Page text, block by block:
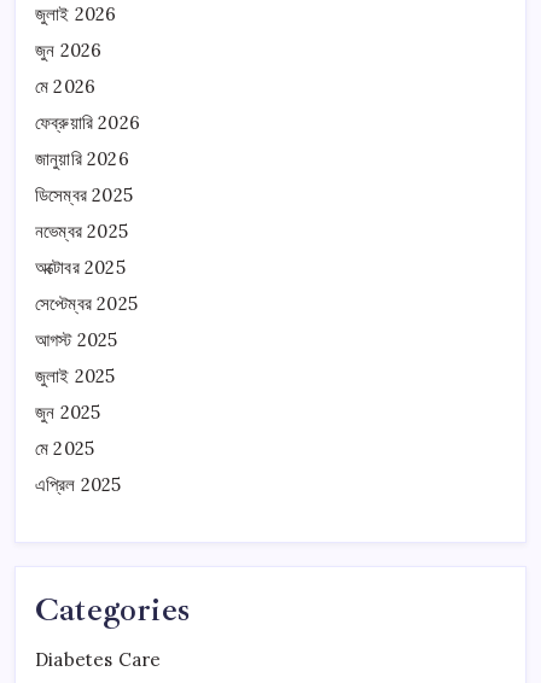
জুলাই 2026
জুন 2026
মে 2026
ফেব্রুয়ারি 2026
জানুয়ারি 2026
ডিসেম্বর 2025
নভেম্বর 2025
অক্টোবর 2025
সেপ্টেম্বর 2025
আগস্ট 2025
জুলাই 2025
জুন 2025
মে 2025
এপ্রিল 2025
Categories
Diabetes Care